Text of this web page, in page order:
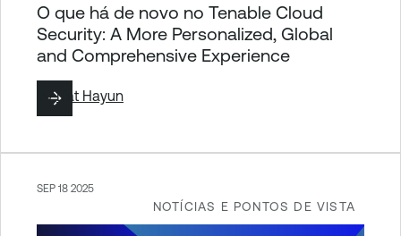
O que há de novo no Tenable Cloud
Security: A More Personalized, Global
and Comprehensive Experience
ByLiat Hayun
NOTÍCIAS E PONTOS DE VISTA
SEP 18 2025